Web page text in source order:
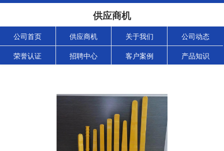
供应商机
公司首页 供应商机 关于我们 公司动态
荣誉认证 招聘中心 客户案例 产品知识